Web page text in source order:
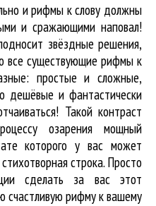
и рифмы к слову должны
и сражающими наповал!
звёздные решения,
все существующие рифмы к
простые и сложные,
дешёвые и фантастически
Такой контраст
озарения мощный
которого у вас может
строка. Просто
сделать за вас этот
счастливую рифму к вашему